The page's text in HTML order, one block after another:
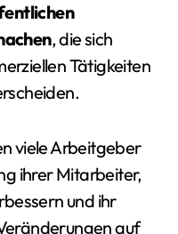
, die sich
Tätigkeiten
viele Arbeitgeber
ihrer Mitarbeiter,
und ihr
auf